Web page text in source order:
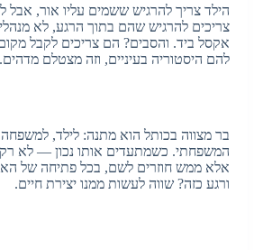
הילד צריך להרגיש ששמים עליו אור, אבל
צריכים להרגיש שהם בתוך הרגע, לא
אקסל ביד. והסבים? הם צריכים לקבל
להם היסטוריה בעיניים, וזה מצטלם מדהים.
בר מצווה בכותל הוא מתנה: לילד, למשפחה,
המשפחתי. כשמתעדים אותו נכון — לא רק
אלא ממש חוזרים לשם, בכל פתיחה של
ורגע כזה? שווה לעשות ממנו יצירת חיים.